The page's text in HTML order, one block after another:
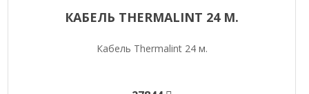
КАБЕЛЬ THERMALINT 24 М.
Кабель Thermalint 24 м.